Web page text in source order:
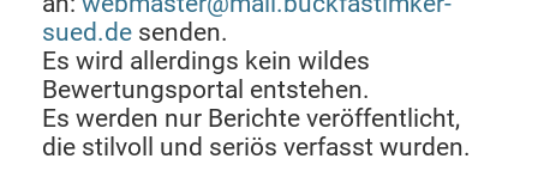
sued.de senden.
Es wird allerdings kein wildes
Bewertungsportal entstehen.
Es werden nur Berichte veröffentlicht,
die stilvoll und seriös verfasst wurden.